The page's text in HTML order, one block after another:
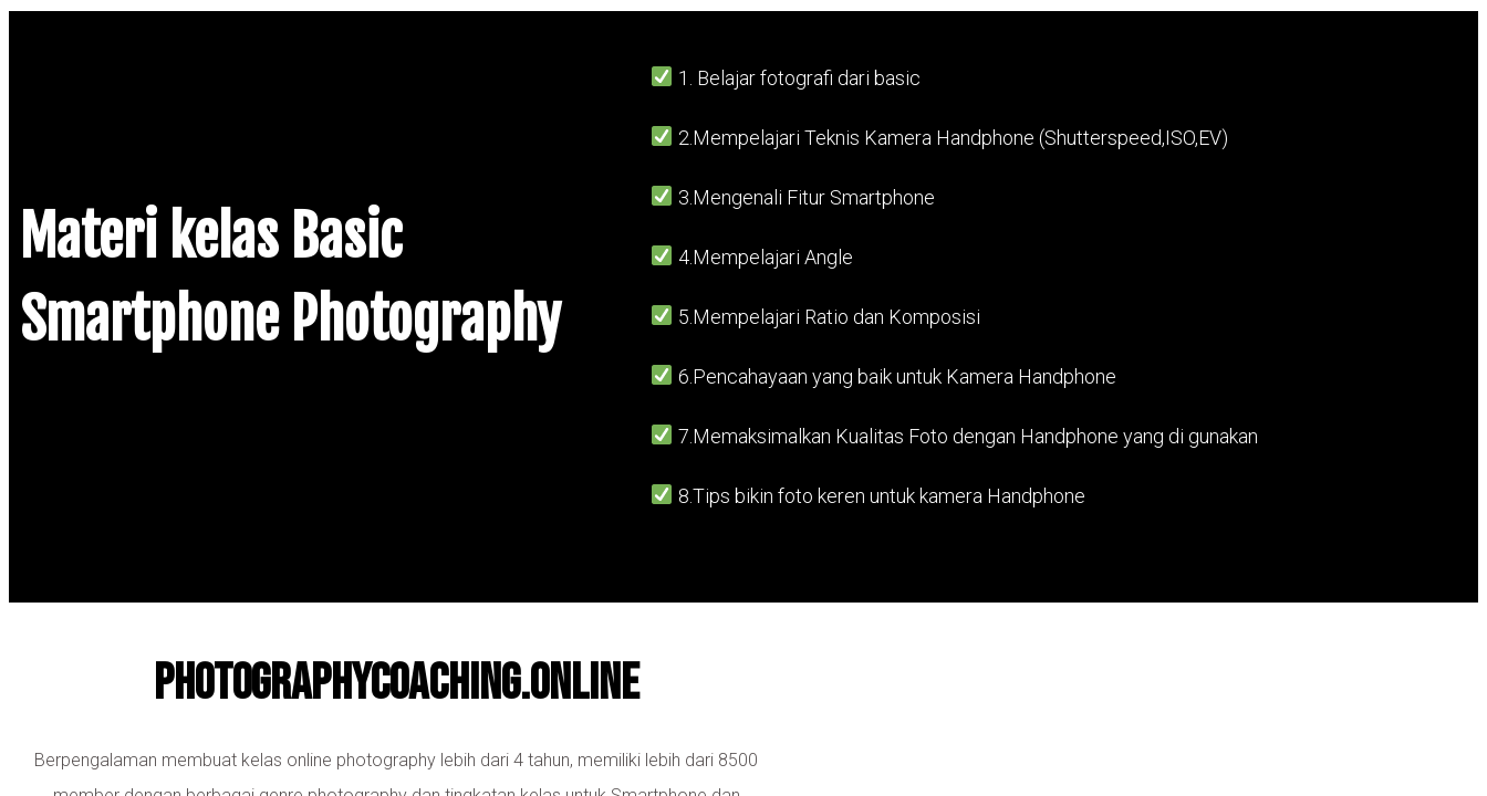
Materi kelas Basic
Smartphone Photography
1. Belajar fotografi dari basic
2.Mempelajari Teknis Kamera Handphone (Shutterspeed,ISO,EV)
3.Mengenali Fitur Smartphone
4.Mempelajari Angle
5.Mempelajari Ratio dan Komposisi
6.Pencahayaan yang baik untuk Kamera Handphone
7.Memaksimalkan Kualitas Foto dengan Handphone yang di gunakan
8.Tips bikin foto keren untuk kamera Handphone
PhotographyCoaching.online
Berpengalaman membuat kelas online photography lebih dari 4 tahun, memiliki lebih dari 8500